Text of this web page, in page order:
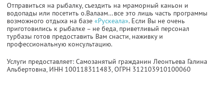
Отправиться на рыбалку, съездить на мраморный каньон и
водопады или посетить о.Валаам…все это лишь часть программы
возможного отдыха на базе «Рускеала». Если Вы не очень
приготовились к рыбалке – не беда, приветливый персонал
турбазы готов предоставить Вам снасти, наживку и
профессиональную консультацию.
Услуги предоставляет: Самозанятый гражданин Леонтьева Галина
Альбертовна, ИНН 100118311483, ОГРН 312103910100060